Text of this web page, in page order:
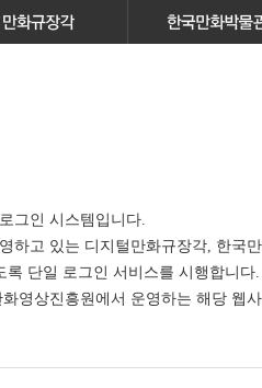
그인 시스템입니다.
하고 있는 디지털만화규장각, 한국
록 단일 로그인 서비스를 시행합니다.
영상진흥원에서 운영하는 해당 웹